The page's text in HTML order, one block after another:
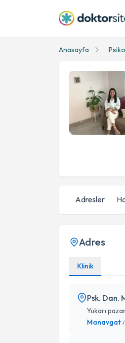
Anasayfa
Adresler
Adres
Klinik
Psk. Dan.
Yukarı
Manavgat /